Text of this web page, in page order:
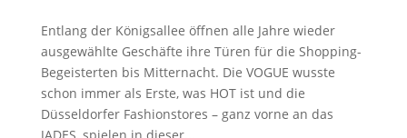
Entlang der Königsallee öffnen alle Jahre wieder
ausgewählte Geschäfte ihre Türen für die Shopping-
Begeisterten bis Mitternacht. Die VOGUE wusste
schon immer als Erste, was HOT ist und die
Düsseldorfer Fashionstores – ganz vorne an das